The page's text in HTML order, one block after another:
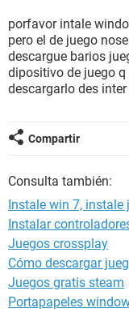
porfavor intale
pero el de juego
descargue barios
dipositivo de juego
descargarlo des inter
Compartir
Consulta también:
Instale win 7, instale
Instalar
Juegos crossplay
Cómo descargar
Juegos gratis steam
Portapapeles